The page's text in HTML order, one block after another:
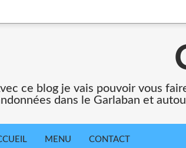
ce blog je vais pouvoir vous
dans le Garlaban et
MENU CONTACT